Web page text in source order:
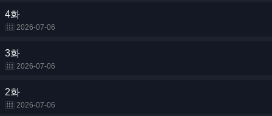
4화
2026-07-06
3화
2026-07-06
2화
2026-07-06